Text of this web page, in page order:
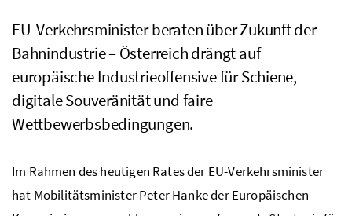
EU-Verkehrsminister beraten über Zukunft der
Bahnindustrie – Österreich drängt auf
europäische Industrieoffensive für Schiene,
digitale Souveränität und faire
Wettbewerbsbedingungen.
Im Rahmen des heutigen Rates der EU-Verkehrsminister
hat Mobilitätsminister Peter Hanke der Europäischen